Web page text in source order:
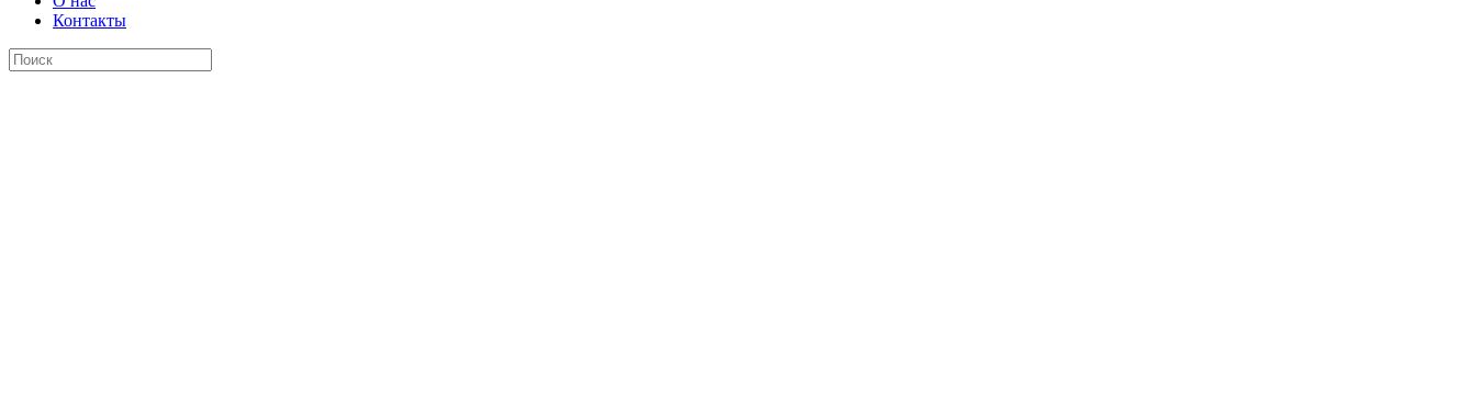
Контакты